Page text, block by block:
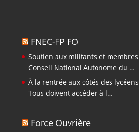
FNEC-FP FO
Soutien aux militants et membres
Conseil National Autonome du …
À la rentrée aux côtés des
Tous doivent accéder à l…
Force Ouvrière